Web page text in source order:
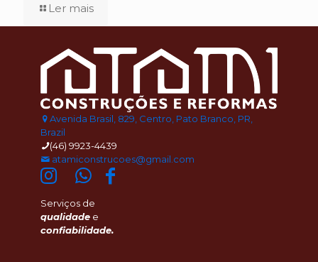
Ler mais
Avenida Brasil, 829, Centro, Pato Branco, PR,
Brazil
(46) 9923-4439
atamiconstrucoes@gmail.com
Serviços de
qualidade e
confiabilidade.